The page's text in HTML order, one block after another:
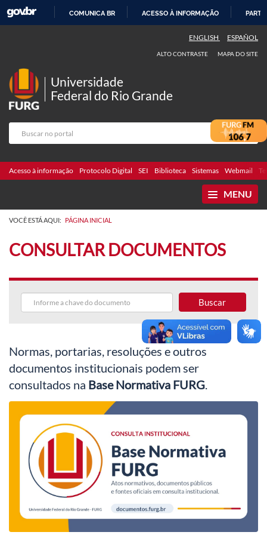
COMUNICA BR ACESSO À INFORMAÇÃO
ENGLISH ESPAÑOL
ALTO CONTRASTE MAPA DO SITE
Universidade
Federal do Rio Grande
Acesso à informação Protocolo Digital SEI Biblioteca Sistemas Webmail
MENU
VOCÊ ESTÁ AQUI: PÁGINA INICIAL
CONSULTAR DOCUMENTOS
Buscar
Normas, portarias, resoluções e outros
documentos institucionais podem ser
consultados na Base Normativa FURG